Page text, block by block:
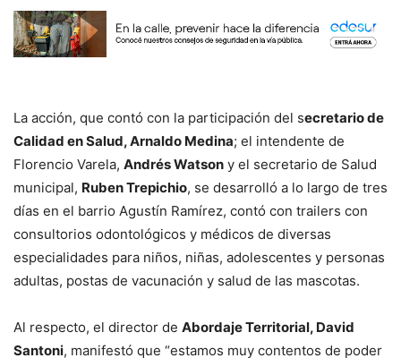
La acción, que contó con la participación del secretario de
Calidad en Salud, Arnaldo Medina; el intendente de
Florencio Varela, Andrés Watson y el secretario de Salud
municipal, Ruben Trepichio, se desarrolló a lo largo de tres
días en el barrio Agustín Ramírez, contó con trailers con
consultorios odontológicos y médicos de diversas
especialidades para niños, niñas, adolescentes y personas
adultas, postas de vacunación y salud de las mascotas.
Al respecto, el director de Abordaje Territorial, David
Santoni, manifestó que “estamos muy contentos de poder